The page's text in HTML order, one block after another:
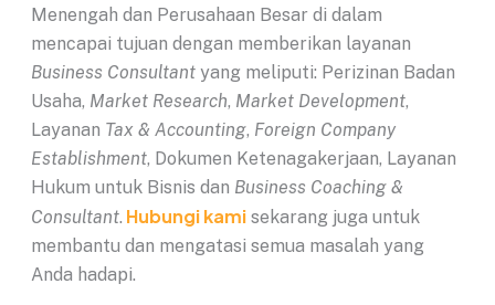
Menengah dan Perusahaan Besar di dalam
mencapai tujuan dengan memberikan layanan
Business Consultantyang meliputi: Perizinan Badan
Usaha, Market Research, Market Development,
Layanan Tax & Accounting, Foreign Company
Establishment, Dokumen Ketenagakerjaan, Layanan
Hukum untuk Bisnis dan Business Coaching &
Consultant. Hubungi kamisekarang juga untuk
membantu dan mengatasi semua masalah yang
Anda hadapi.